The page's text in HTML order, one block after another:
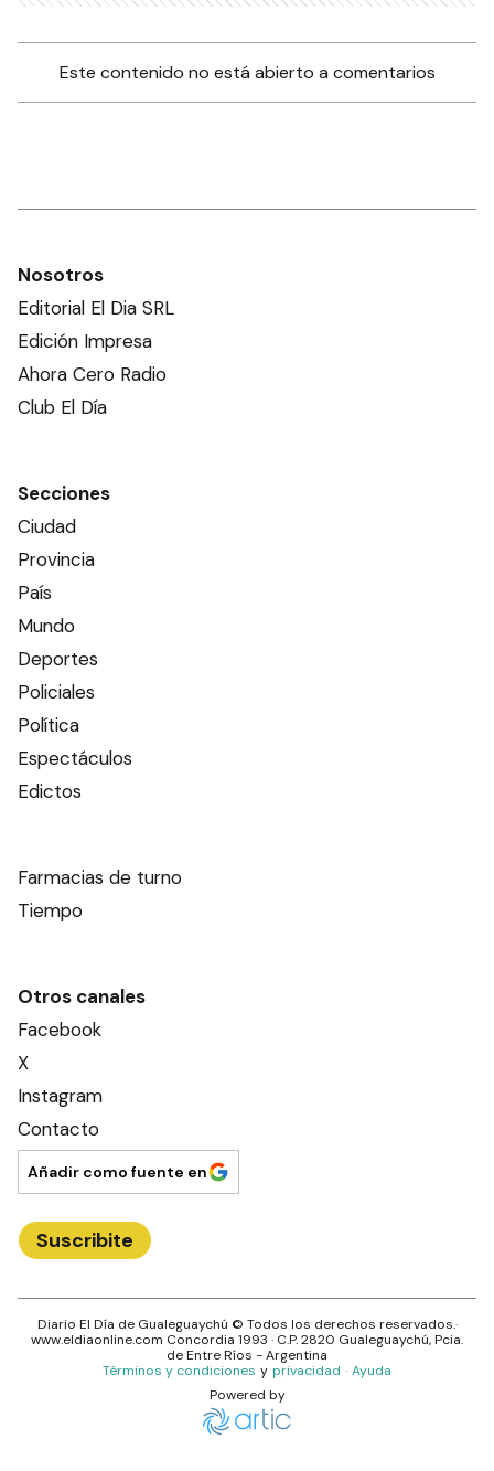
Este contenido no está abierto a comentarios
Nosotros
Editorial El Dia SRL
Edición Impresa
Ahora Cero Radio
Club El Día
Secciones
Ciudad
Provincia
País
Mundo
Deportes
Policiales
Política
Espectáculos
Edictos
Farmacias de turno
Tiempo
Otros canales
Facebook
X
Instagram
Contacto
Añadir como fuente en
Suscribite
Diario El Día de Gualeguaychú © Todos los derechos reservados.·
www.eldiaonline.com Concordia 1993 · C.P.2820 Gualeguaychú, Pcia.
deEntre Ríos - Argentina
Términos y condiciones y privacidad · Ayuda
Powered by